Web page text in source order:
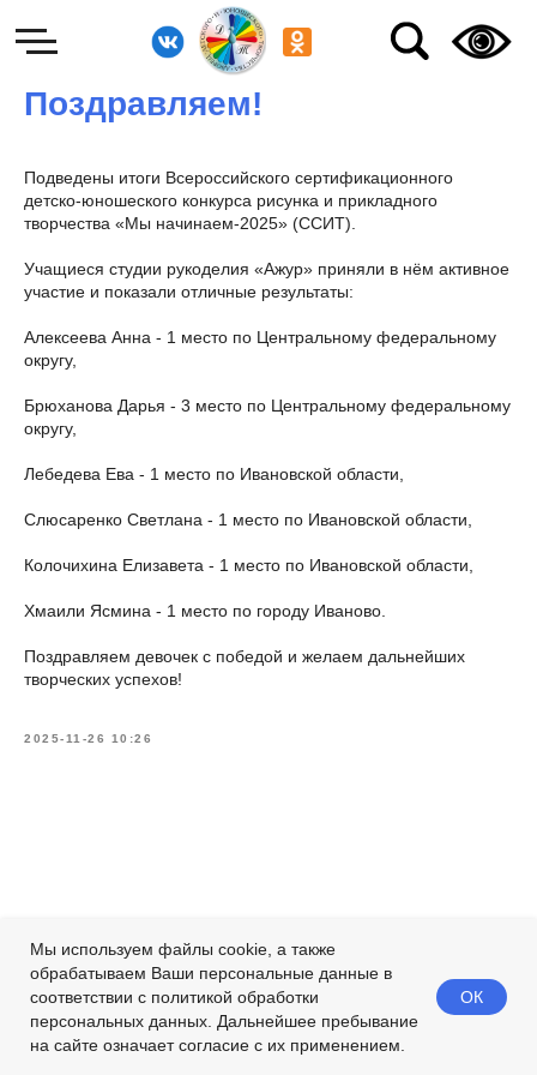
Мы используем файлы cookie, а также
обрабатываем Ваши персональные данные в
соответствии с политикой обработки
персональных данных. Дальнейшее пребывание
на сайте означает согласие с их применением.
ОК
Поздравляем!
Подведены итоги Всероссийского сертификационного
детско-юношеского конкурса рисунка и прикладного
творчества «Мы начинаем-2025» (ССИТ).
Учащиеся студии рукоделия «Ажур» приняли в нём активное
участие и показали отличные результаты:
Алексеева Анна - 1 место по Центральному федеральному
округу,
Брюханова Дарья - 3 место по Центральному федеральному
округу,
Лебедева Ева - 1 место по Ивановской области,
Слюсаренко Светлана - 1 место по Ивановской области,
Колочихина Елизавета - 1 место по Ивановской области,
Хмаили Ясмина - 1 место по городу Иваново.
Поздравляем девочек с победой и желаем дальнейших
творческих успехов!
2025-11-26 10:26